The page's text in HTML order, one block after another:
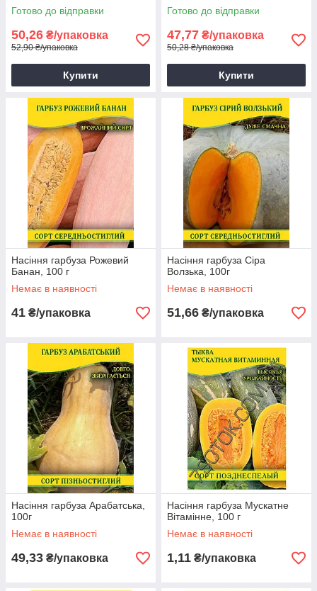
Готово до відправки
50,26 ₴/упаковка
52,90 ₴/упаковка
Купити
Готово до відправки
47,77 ₴/упаковка
50,28 ₴/упаковка
Купити
Насіння гарбуза Рожевий
Банан, 100 г
Немає в наявності
41 ₴/упаковка
Насіння гарбуза Сіра
Волзька, 100г
Немає в наявності
51,66 ₴/упаковка
Насіння гарбуза Арабатська,
100г
Немає в наявності
49,33 ₴/упаковка
Насіння гарбуза Мускатне
Вітамінне, 100 г
Немає в наявності
1,11 ₴/упаковка